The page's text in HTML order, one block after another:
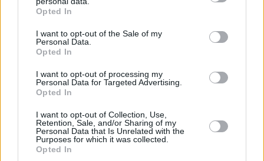
grant or deny consent to Google and its third-party tags to
use your data for below specified purposes in below Google
consent section.
Opted In
I want to opt-out of the Sale of my
Personal Data.
Opted In
I want to opt-out of processing my
Personal Data for Targeted Advertising.
Opted In
I want to opt-out of Collection, Use,
Retention, Sale, and/or Sharing of my
Personal Data that Is Unrelated with the
Purposes for which it was collected.
Opted In
πριν 26 λεπτά
Ένα παλιό βίντεο με τις χορευτικές ικανότητες του Tom
Holland έχει εντυπωσιάσει το διαδίκτυο
πριν 29 λεπτά
Στον εισαγγελέα ο ιδιοκτήτης του beach bar για τον
θάνατο του 4χρονου στην Πάρο - Τι ερευνούν οι Αρχές
πριν 33 λεπτά
Ελικόπτερο «πάρκαρε» στο Σαρακήνικο για να κάνουν
μπάνιο οι επιβάτες του, δείτε βίντεο
πριν 39 λεπτά